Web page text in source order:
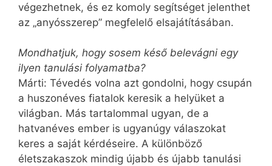
végezhetnek, és ez komoly segítséget jelenthet
az „anyósszerep” megfelelő elsajátításában.
Mondhatjuk, hogy sosem késő belevágni egy
ilyen tanulási folyamatba?
Márti: Tévedés volna azt gondolni, hogy csupán
a huszonéves fiatalok keresik a helyüket a
világban. Más tartalommal ugyan, de a
hatvanéves ember is ugyanúgy válaszokat
keres a saját kérdéseire. A különböző
életszakaszok mindig újabb és újabb tanulási